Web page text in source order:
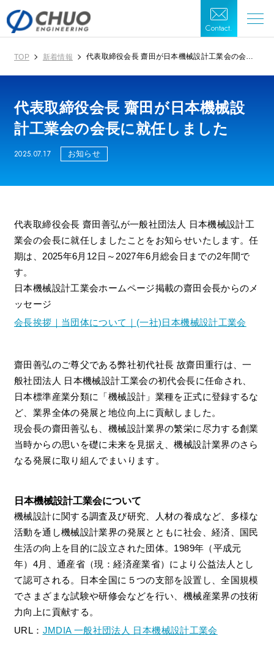
Contact.
TOP 新着情報
代表取締役会長 齋田が日本機械設計工業会の会長
代表取締役会長 齋田が日本機械設
計工業会の会長に就任しました
2025.07.17 お知らせ
代表取締役会長 齋田善弘が一般社団法人 日本機械設計工
業会の会長に就任しましたことをお知らせいたします。任
期は、2025年6月12日～2027年6月総会日までの2年間で
す。
日本機械設計工業会ホームページ掲載の齋田会長からのメ
ッセージ
会長挨拶｜当団体について｜(一社)日本機械設計工業会
齋田善弘のご尊父である弊社初代社長 故齋田重行は、一
般社団法人 日本機械設計工業会の初代会長に任命され、
日本標準産業分類に「機械設計」業種を正式に登録するな
ど、業界全体の発展と地位向上に貢献しました。
現会長の齋田善弘も、機械設計業界の繁栄に尽力する創業
当時からの思いを礎に未来を見据え、機械設計業界のさら
なる発展に取り組んでまいります。
日本機械設計工業会について
機械設計に関する調査及び研究、人材の養成など、多様な
活動を通し機械設計業界の発展とともに社会、経済、国民
生活の向上を目的に設立された団体。1989年（平成元
年）4月、通産省（現：経済産業省）により公益法人とし
て認可される。日本全国に５つの支部を設置し、全国規模
でさまざまな試験や研修会などを行い、機械産業界の技術
力向上に貢献する。
URL： JMDIA 一般社団法人 日本機械設計工業会